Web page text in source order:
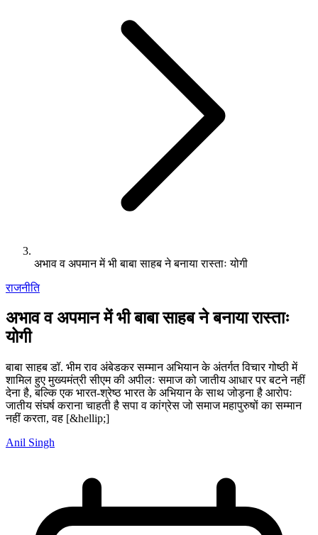
अभाव व अपमान में भी बाबा साहब ने बनाया रास्ताः योगी
राजनीति
अभाव व अपमान में भी बाबा साहब ने बनाया रास्ताः
योगी
बाबा साहब डॉ. भीम राव अंबेडकर सम्मान अभियान के अंतर्गत विचार गोष्ठी में
शामिल हुए मुख्यमंत्री सीएम की अपीलः समाज को जातीय आधार पर बटने नहीं
देना है, बल्कि एक भारत-श्रेष्ठ भारत के अभियान के साथ जोड़ना है आरोपः
जातीय संघर्ष कराना चाहती है सपा व कांग्रेस जो समाज महापुरुषों का सम्मान
नहीं करता, वह [&hellip;]
Anil Singh